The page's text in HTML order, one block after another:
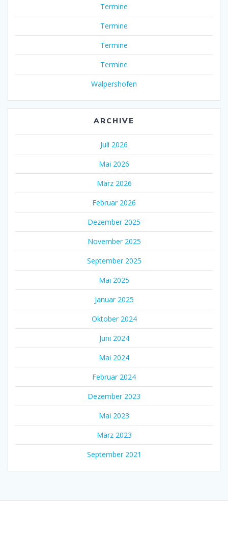
Termine
Termine
Termine
Termine
Walpershofen
ARCHIVE
Juli 2026
Mai 2026
März 2026
Februar 2026
Dezember 2025
November 2025
September 2025
Mai 2025
Januar 2025
Oktober 2024
Juni 2024
Mai 2024
Februar 2024
Dezember 2023
Mai 2023
März 2023
September 2021